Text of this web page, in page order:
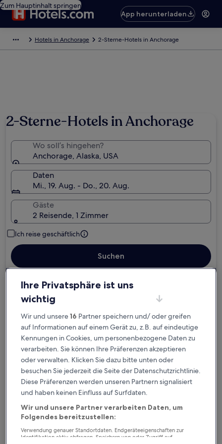
Zum Hauptinhalt springen
App herunterladen
Hotels in Anchorage 2-Sterne-Hotels in Anchorage
2-Sterne-Hotels in Anchorage
Wo soll’s hingehen?
Anchorage, Alaska, USA
Daten
Mi., 19. Aug. - Do., 20. Aug.
Gäste
2 Reisende, 1 Zimmer
Ich reise geschäftlich
Suchen
Kostenlose Stornierung bei
Planänderungen
Verdiene Prämien für jede
wahrgenommene Übernachtung
Mehr sparen mit Preisen für Mitglieder
Überprüfe die Preise für diese Daten
Heute
5. Aug. - 6. Aug.
Morgen
6. Aug. - 7. Aug.
Ihre Privatsphäre ist uns
wichtig
Wir und unsere16 Partner speichern und/ oder greifen
auf Informationen auf einem Gerät zu, z.B. auf eindeutige
Kennungen in Cookies, um personenbezogene Daten zu
verarbeiten. Sie können Ihre Präferenzen akzeptieren
oder verwalten. Klicken Sie dazu bitte unten oder
besuchen Sie jederzeit die Seite der Datenschutzrichtlinie.
Diese Präferenzen werden unseren Partnern signalisiert
und haben keinen Einfluss auf Surfdaten.
Wir und unsere Partner verarbeiten Daten, um
Folgendes bereitzustellen:
Verwendung genauer Standortdaten. Endgeräteeigenschaften zur
Identifikation aktiv abfragen. Speichern von oder Zugriff auf